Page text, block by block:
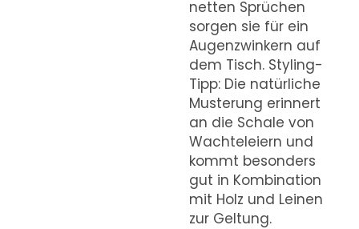
netten Sprüchen
sorgen sie für ein
Augenzwinkern auf
dem Tisch. Styling-
Tipp: Die natürliche
Musterung erinnert
an die Schale von
Wachteleiern und
kommt besonders
gut in Kombination
mit Holz und Leinen
zur Geltung.